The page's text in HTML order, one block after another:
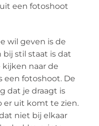
een fotoshoot
wil geven is de
bij stil staat is dat
naar de
een fotoshoot. De
dat je draagt is
er uit komt te zien.
niet bij elkaar